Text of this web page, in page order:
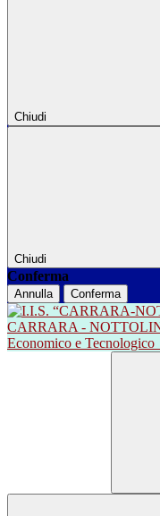
Chiudi
Chiudi
Conferma
Annulla Conferma
CARRARA -
Economico e Tecnologico